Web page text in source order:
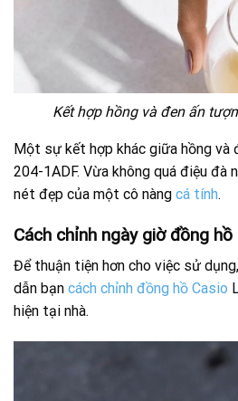
Kết hợp hồng và đen ấn
Một sự kết hợp khác giữa hồng và
204-1ADF. Vừa không quá điệu đà
nét đẹp của một cô nàng cá tính.
Cách chỉnh ngày giờ đồng
Để thuận tiện hơn cho việc sử
dẫn bạn cách chỉnh đồng hồ Casio
hiện tại nhà.